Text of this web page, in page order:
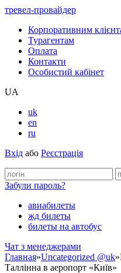
тревел-провайдер
Корпоративним
Турагентам
Оплата
Контакти
Особистий кабінет
UA
uk
en
ru
Вхід або Реєстрація
Забули пароль?
авиабилеты
жд билеты
билеты на автобус
Чат з менеджерами
Главная»Uncategorized @uk»
Таллінна в аеропорт «Київ»